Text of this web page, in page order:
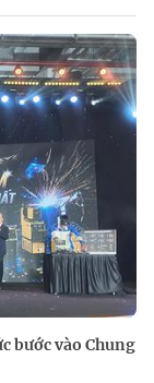
bước vào Chung